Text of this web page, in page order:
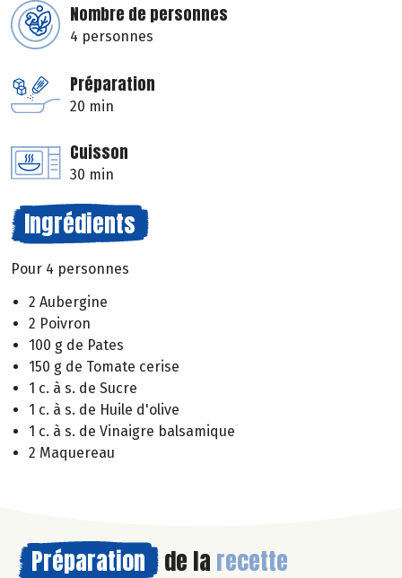
Nombre de personnes
4 personnes
Préparation
20 min
Cuisson
30 min
Ingrédients
Pour 4 personnes
2 Aubergine
2 Poivron
100 g de Pates
150 g de Tomate cerise
1 c. à s. de Sucre
1 c. à s. de Huile d'olive
1 c. à s. de Vinaigre balsamique
2 Maquereau
Préparation de la recette